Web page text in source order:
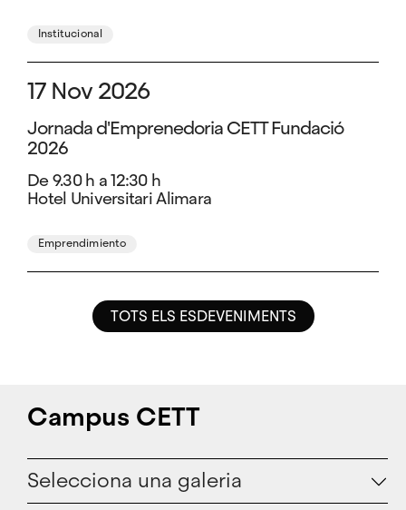
Institucional
17 Nov 2026
Jornada d'Emprenedoria CETT Fundació
2026
De 9.30 h a 12:30 h
Hotel Universitari Alimara
Emprendimiento
TOTS ELS ESDEVENIMENTS
Campus CETT
Selecciona una galeria